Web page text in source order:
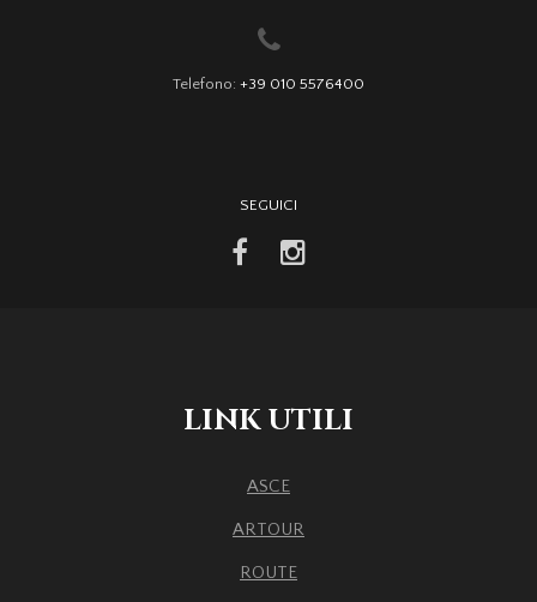
Telefono: +39 010 5576400
SEGUICI
facebookinstagram
LINK UTILI
ASCE
ARTOUR
ROUTE